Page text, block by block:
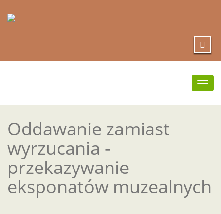
Oddawanie zamiast
wyrzucania -
przekazywanie
eksponatów muzealnych